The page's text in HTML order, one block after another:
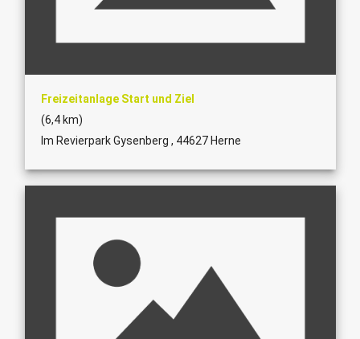
Freizeitanlage Start und Ziel
(6,4 km)
Im Revierpark Gysenberg , 44627 Herne